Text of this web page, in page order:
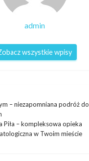
admin
wszystkie wpisy
– niezapomniana podróż do
Piła – kompleksowa opieka
w Twoim mieście